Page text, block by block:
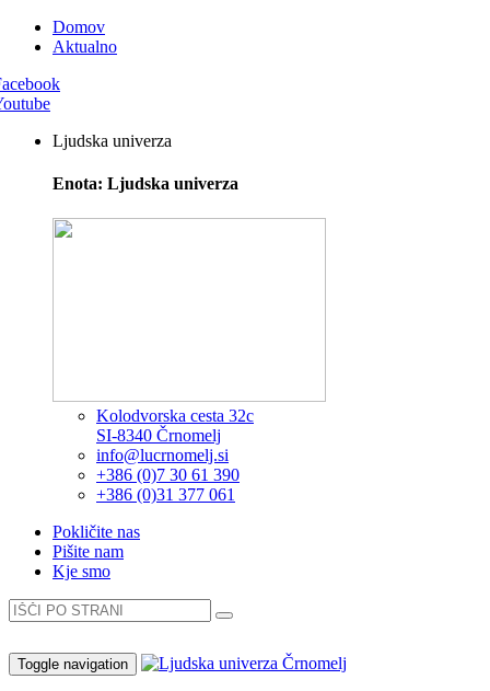
Domov
Aktualno
Ljudska univerza
Enota: Ljudska univerza
Kolodvorska cesta 32c
SI-8340 Črnomelj
info@lucrnomelj.si
+386 (0)7 30 61 390
+386 (0)31 377 061
Pokličite nas
Pišite nam
Kje smo
Toggle navigation